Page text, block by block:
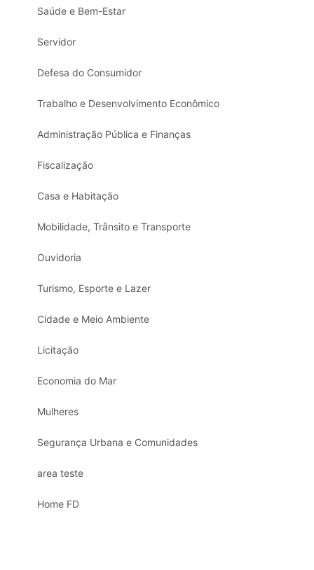
Saúde e Bem-Estar
Servidor
Defesa do Consumidor
Trabalho e Desenvolvimento Econômico
Administração Pública e Finanças
Fiscalização
Casa e Habitação
Mobilidade, Trânsito e Transporte
Ouvidoria
Turismo, Esporte e Lazer
Cidade e Meio Ambiente
Licitação
Economia do Mar
Mulheres
Segurança Urbana e Comunidades
area teste
Home FD